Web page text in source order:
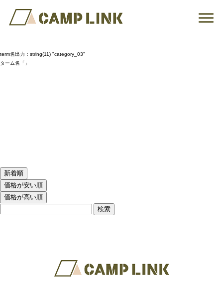
term名出力： string(11) "category_03"
ターム名「」
新着順
価格が安い順
価格が高い順
検索